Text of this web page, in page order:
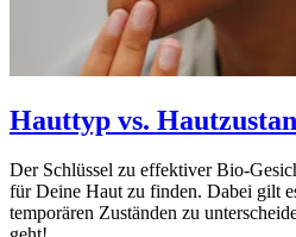
Hauttyp vs.
Der Schlüssel zu effektiver Bio-
für Deine Haut zu finden. Dabei gilt
temporären Zuständen zu